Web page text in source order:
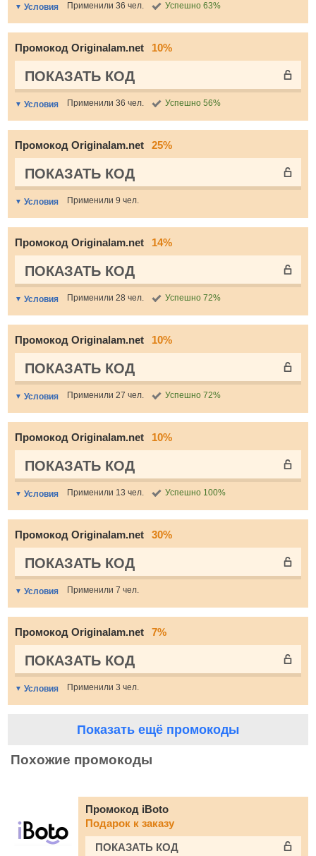
Условия Применили 36 чел. Успешно 63%
Промокод Originalam.net 10%
ПОКАЗАТЬ КОД
Условия Применили 36 чел. Успешно 56%
Промокод Originalam.net 25%
ПОКАЗАТЬ КОД
Условия Применили 9 чел.
Промокод Originalam.net 14%
ПОКАЗАТЬ КОД
Условия Применили 28 чел. Успешно 72%
Промокод Originalam.net 10%
ПОКАЗАТЬ КОД
Условия Применили 27 чел. Успешно 72%
Промокод Originalam.net 10%
ПОКАЗАТЬ КОД
Условия Применили 13 чел. Успешно 100%
Промокод Originalam.net 30%
ПОКАЗАТЬ КОД
Условия Применили 7 чел.
Промокод Originalam.net 7%
ПОКАЗАТЬ КОД
Условия Применили 3 чел.
Показать ещё промокоды
Похожие промокоды
Промокод iBoto
Подарок к заказу
ПОКАЗАТЬ КОД